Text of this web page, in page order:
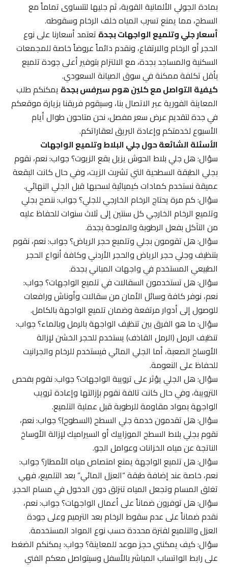
بمادة الجولي الألمانية القوية، ثم جليها لتتساوى تماماً مع
السطح، مما يمنع تسرب المياه خلف الرخام وسقوطه.
أسعار جلي وتلميع الواجهات بجدةتعتمد أسعارنا على نوع
الحجر أو الرخام والارتفاع، ونقدم دائماً عروضاً خاصة للمجمعات
السكنية والمساجد بجدة، مع الالتزام بتوفير أعلى جودة تلميع
بأقل تكلفة ممكنة في سوق الصيانة السعودي.
كيفية التواصل مع كلين هوم سيرفس بجدةيمكنكم طلب
المعاينة الفورية عبر الاتصال بنا، وسيقوم فريقنا بزيارة موقعكم
في جدة لتقديم عرض سعر مفصل، نحن متاحون طوال أيام
الأسبوع لخدمتكم وإعادة البريق لعقاراتكم.
الأسئلة الشائعة حول جلي البلاط وتلميع الواجهات
سؤال: هل جلي بلاط الحوش يزيل بقع الزيوت؟ جواب: نعم، نقوم
بجلي الطبقة السطحية التي تشربت الزيت، وفي حال كانت البقعة
عميقة نستخدم كمادات كيميائية لسحبها قبل الجلي النهائي.
سؤال: كم مرة يحتاج الرخام الخارجي للجلي؟ جواب: ننصح بجلي
وتلميع الرخام الخارجي كل سنتين إلى ثلاث سنوات للحفاظ عليه
من التآكل بفعل الرطوبة والملوحة بجدة.
سؤال: هل تقومون بجلي وتلميع حجر الرياض؟ جواب: نعم، نقوم
بتنظيف وجلي حجر الرياض والحجر الأردني وكافة أنواع الحجر
الطبيعي المستخدم في واجهات المباني بجدة.
سؤال: هل تستخدمون السقالات في تلميع الواجهات؟ جواب:
نعم، نوفر كافة وسائل الأمان من سقالات وأوناش ورافعات
للوصول إلى أدوار مرتفعة وضمان تلميع الواجهة بالكامل.
سؤال: ما هو الفرق بين تنظيف الواجهة بالرمل وبالماء؟ جواب:
تنظيف الرمل (الرمل القاذف) يستخدم للحجر الخشن لإزالة
الأوساخ الصعبة، أما الجلي المائي فيستخدم للرخام والجرانيت
للحفاظ على النعومة.
سؤال: هل الجلي يؤثر على ترويبة الواجهات؟ جواب: نقوم بفحص
الترويبة، وفي حال كانت تالفة نقوم بإزالتها وإعادة ترويب
الواجهة بمواد مقاومة للرطوبة قبل عملية التلميع.
سؤال: هل تقدمون خدمة جلي السطح (السطوح)؟ جواب: نعم،
نقوم بجلي بلاط السطح الموزاييك أو السيراميك لإزالة الأوساخ
الناتجة عن مياه الخزانات وعوامل الجو.
سؤال: هل تلميع الواجهة يمنع امتصاص مياه الأمطار؟ جواب:
نعم، خاصة عند إضافة طبقة “العزل المائي” بعد التلميع، فهي
تغلق المسام وتجعل المياه تنزلق دون الدخول في مسام الحجر.
سؤال: هل توفرون ضماناً على أعمال الواجهات؟ جواب: نعم،
نقدم ضماناً على عدم سقوط الرخام بعد الترميم وعلى جودة
العزل والتلميع لفترة محددة حسب نوع المواد المستخدمة.
سؤال: كيف يمكنني حجز موعد للمعاينة؟ جواب: يمكنكم الضغط
على رابط الواتساب المباشر بالأسفل وسيتواصل معكم الفني